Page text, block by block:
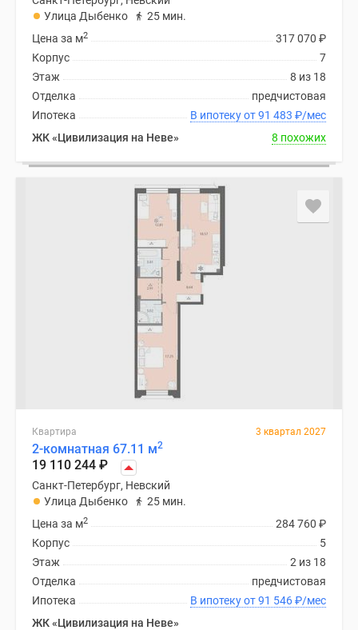
Улица Дыбенко
25 мин.
317 070 ₽
Цена за м2
7
Корпус
8 из 18
Этаж
предчистовая
Отделка
В ипотеку от 91 483 ₽/мес
Ипотека
ЖК «Цивилизация на Неве»
8 похожих
Квартира 3 квартал 2027
2-комнатная 67.11 м2
19 110 244 ₽
Санкт-Петербург, Невский
Улица Дыбенко
25 мин.
284 760 ₽
Цена за м2
5
Корпус
2 из 18
Этаж
предчистовая
Отделка
В ипотеку от 91 546₽/мес
Ипотека
ЖК «Цивилизация на Неве»